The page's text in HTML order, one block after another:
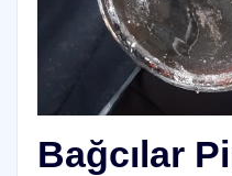
Bağcılar